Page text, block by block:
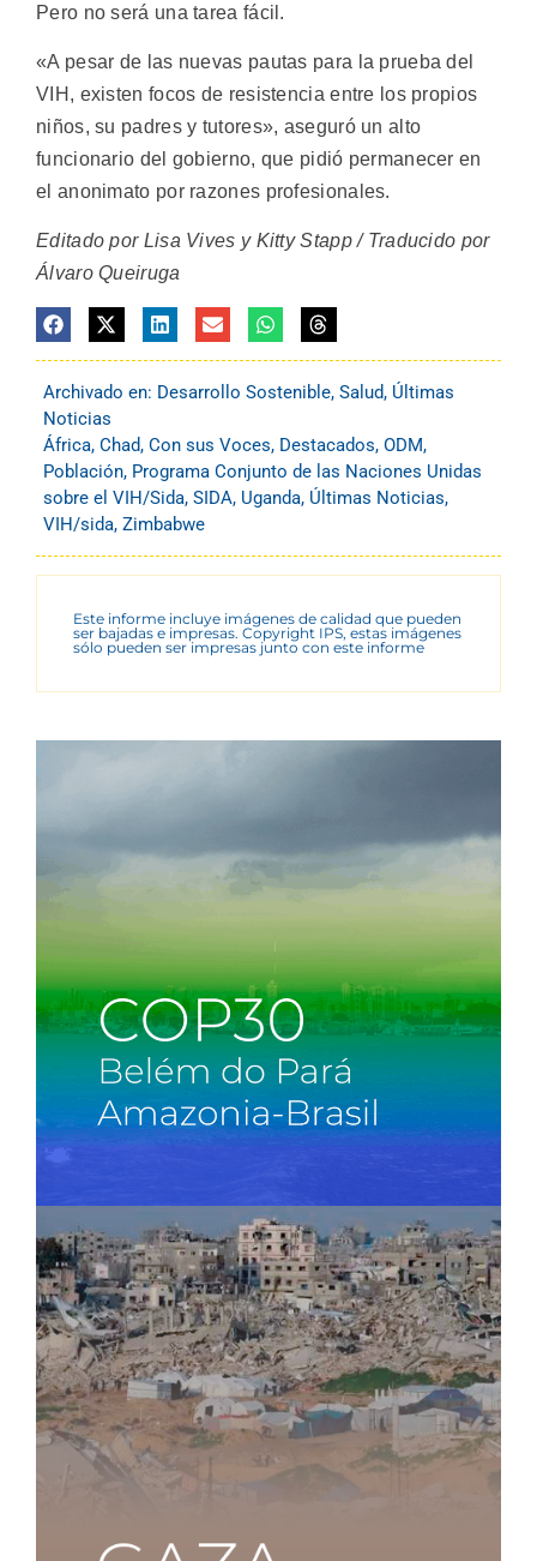
Pero no será una tarea fácil.
«A pesar de las nuevas pautas para la prueba del
VIH, existen focos de resistencia entre los propios
niños, su padres y tutores», aseguró un alto
funcionario del gobierno, que pidió permanecer en
el anonimato por razones profesionales.
Editado por Lisa Vives y Kitty Stapp / Traducido por
Álvaro Queiruga
Archivado en: Desarrollo Sostenible, Salud, Últimas
Noticias
África, Chad, Con sus Voces, Destacados, ODM,
Población, Programa Conjunto de las Naciones Unidas
sobre el VIH/Sida, SIDA, Uganda, Últimas Noticias,
VIH/sida, Zimbabwe
Este informe incluye imágenes de calidad que pueden
ser bajadas e impresas. Copyright IPS, estas imágenes
sólo pueden ser impresas junto con este informe